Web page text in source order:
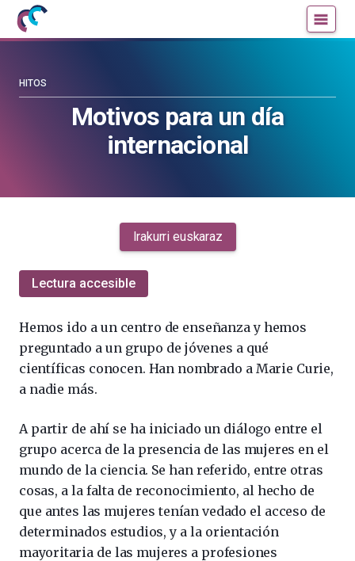
Mujeres
con
la
blog
la
Motivos para un día
internacional
HITOS
Irakurri euskaraz
Lectura accesible
Hemos ido a un centro de enseñanza y hemos
preguntado a un grupo de jóvenes a qué
científicas conocen. Han nombrado a Marie Curie,
a nadie más.
A partir de ahí se ha iniciado un diálogo entre el
grupo acerca de la presencia de las mujeres en el
mundo de la ciencia. Se han referido, entre otras
cosas, a la falta de reconocimiento, al hecho de
que antes las mujeres tenían vedado el acceso de
determinados estudios, y a la orientación
mayoritaria de las mujeres a profesiones